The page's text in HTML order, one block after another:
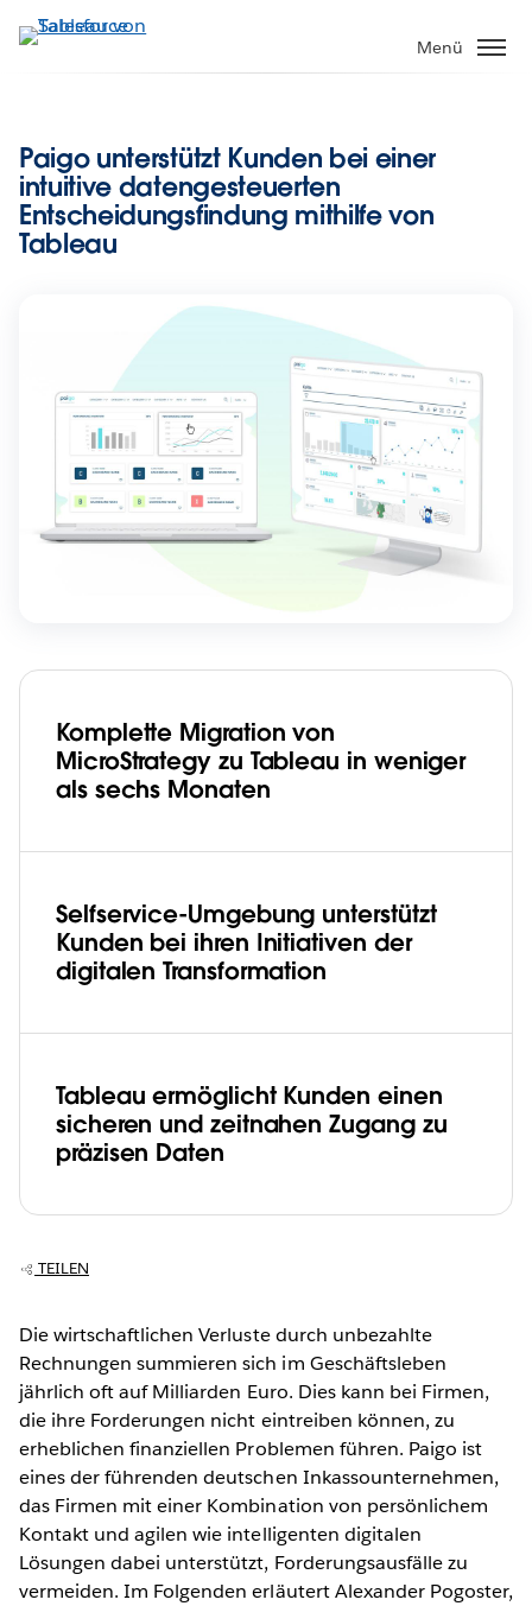
Direkt
zum
Menü
Paigo unterstützt Kunden bei einer
intuitive datengesteuerten
Entscheidungsfindung mithilfe von
Tableau
Komplette Migration von
MicroStrategy zu Tableau in weniger
als sechs Monaten
Selfservice-Umgebung unterstützt
Kunden bei ihren Initiativen der
digitalen Transformation
Tableau ermöglicht Kunden einen
sicheren und zeitnahen Zugang zu
präzisen Daten
TEILEN
Die wirtschaftlichen Verluste durch unbezahlte
Rechnungen summieren sich im Geschäftsleben
jährlich oft auf Milliarden Euro. Dies kann bei Firmen,
die ihre Forderungen nicht eintreiben können, zu
erheblichen finanziellen Problemen führen. Paigo ist
eines der führenden deutschen Inkassounternehmen,
das Firmen mit einer Kombination von persönlichem
Kontakt und agilen wie intelligenten digitalen
Lösungen dabei unterstützt, Forderungsausfälle zu
vermeiden. Im Folgenden erläutert Alexander Pogoster,